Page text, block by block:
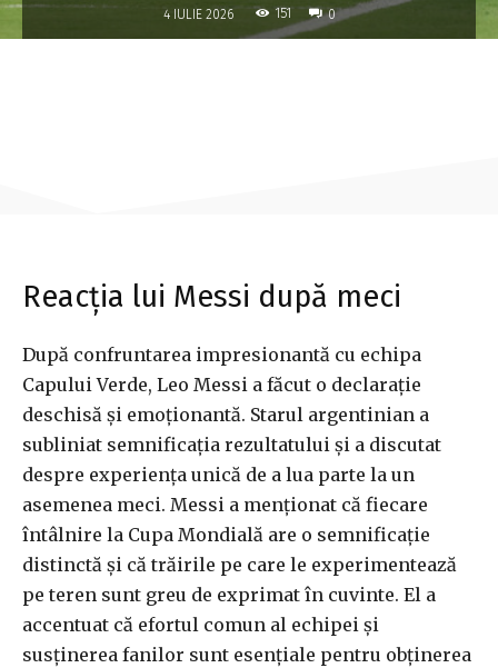
4 IULIE 2026 151 0
Reacția lui Messi după meci
După confruntarea impresionantă cu echipa
Capului Verde, Leo Messi a făcut o declarație
deschisă și emoționantă. Starul argentinian a
subliniat semnificația rezultatului și a discutat
despre experiența unică de a lua parte la un
asemenea meci. Messi a menționat că fiecare
întâlnire la Cupa Mondială are o semnificație
distinctă și că trăirile pe care le experimentează
pe teren sunt greu de exprimat în cuvinte. El a
accentuat că efortul comun al echipei și
susținerea fanilor sunt esențiale pentru obținerea